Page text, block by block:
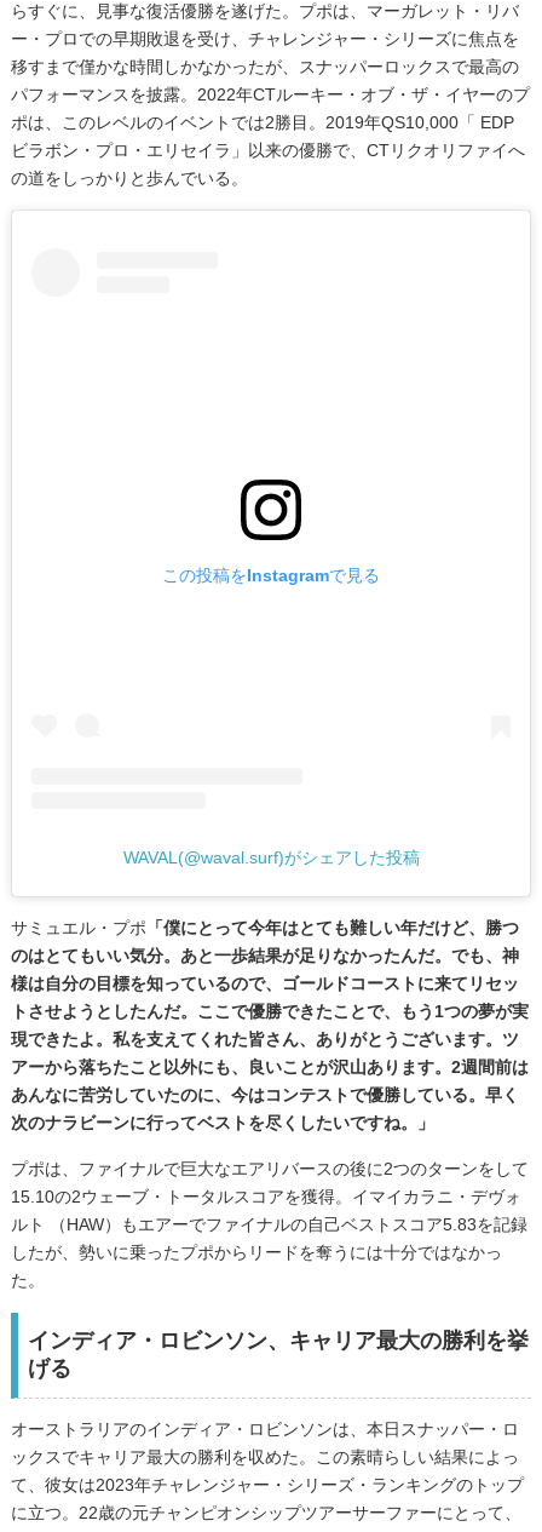
らすぐに、見事な復活優勝を遂げた。プポは、マーガレット・リバ
ー・プロでの早期敗退を受け、チャレンジャー・シリーズに焦点を
移すまで僅かな時間しかなかったが、スナッパーロックスで最高の
パフォーマンスを披露。2022年CTルーキー・オブ・ザ・イヤーのプ
ポは、このレベルのイベントでは2勝目。2019年QS10,000「 EDP
ビラボン・プロ・エリセイラ」以来の優勝で、CTリクオリファイへ
の道をしっかりと歩んでいる。
この投稿をInstagramで見る
WAVAL(@waval.surf)がシェアした投稿
サミュエル・プポ 「僕にとって今年はとても難しい年だけど、勝つ
のはとてもいい気分。あと一歩結果が足りなかったんだ。でも、神
様は自分の目標を知っているので、ゴールドコーストに来てリセッ
トさせようとしたんだ。ここで優勝できたことで、もう1つの夢が実
現できたよ。私を支えてくれた皆さん、ありがとうございます。ツ
アーから落ちたこと以外にも、良いことが沢山あります。2週間前は
あんなに苦労していたのに、今はコンテストで優勝している。早く
次のナラビーンに行ってベストを尽くしたいですね。」
プポは、ファイナルで巨大なエアリバースの後に2つのターンをして
15.10の2ウェーブ・トータルスコアを獲得。イマイカラニ・デヴォ
ルト （HAW）もエアーでファイナルの自己ベストスコア5.83を記録
したが、勢いに乗ったプポからリードを奪うには十分ではなかっ
た。
インディア・ロビンソン、キャリア最大の勝利を挙
げる
オーストラリアのインディア・ロビンソンは、本日スナッパー・ロ
ックスでキャリア最大の勝利を収めた。この素晴らしい結果によっ
て、彼女は2023年チャレンジャー・シリーズ・ランキングのトップ
に立つ。22歳の元チャンピオンシップツアーサーファーにとって、